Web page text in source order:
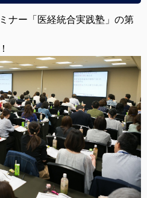
ナー「医経統合実践塾」の第